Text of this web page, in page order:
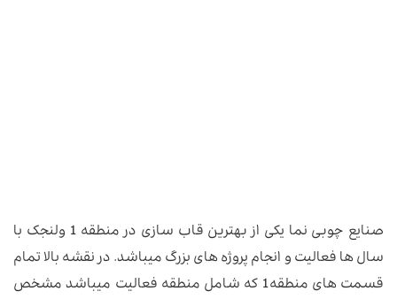
صنایع چوبی نما یکی از بهترین قاب سازی در منطقه 1 ولنجک با
سال ها فعالیت و انجام پروژه های بزرگ میباشد. در نقشه بالا تمام
قسمت های منطقه1 که شامل منطقه فعالیت میباشد مشخص